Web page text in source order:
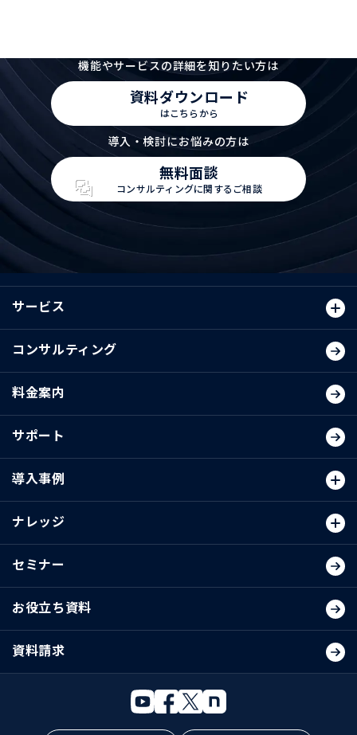
機能やサービスの詳細を知りたい方は
資料ダウンロード
はこちらから
導入・検討にお悩みの方は
無料面談
コンサルティングに関するご相談
サービス
コンサルティング
料金案内
サポート
導入事例
ナレッジ
セミナー
お役立ち資料
資料請求